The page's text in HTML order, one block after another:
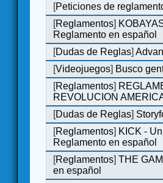
[Peticiones de
[Reglamentos]
Reglamento en español
[Dudas de Reglas]
[Videojuegos] Busco
[Reglamentos]
REVOLUCION
[Dudas de Reglas]
[Reglamentos] KICK -
Reglamento en español
[Reglamentos]THE
en español